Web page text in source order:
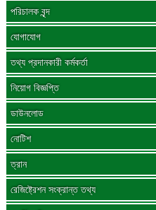
পরিচালক বৃন্দ
যোগাযোগ
তথ্য প্রদানকারী কর্মকর্তা
নিয়োগ বিজ্ঞপ্তি
ডাউনলোড
নোটিশ
ত্রান
রেজিষ্ট্রেশন সংক্রান্ত তথ্য